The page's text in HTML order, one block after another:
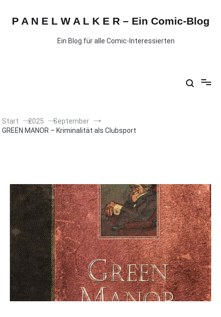
P A N E L W A L K E R – Ein Comic-Blog
Ein Blog für alle Comic-Interessierten
Start 2025
September
GREEN MANOR – Kriminalität als Clubsport